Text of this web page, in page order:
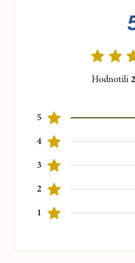
jej účinky sú
ani vedľajšie účinky.
Viete, že...
byliny na tinktúry zbierame
svojich záhradách. Na výrobu
kvalitný ovocný alkohol od
Nepoužívame alkohol zo
môžete pred užitím
Hodnotili 2
5
4
3
2
1